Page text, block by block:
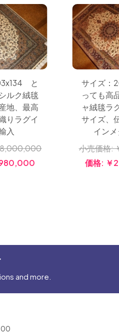
と
ルク絨毯
地、最高
りラグイ
入
サイズ：
っても高
ャ絨毯ラ
サイズ、
イン
小売価格:
価格: ￥
and more.
00